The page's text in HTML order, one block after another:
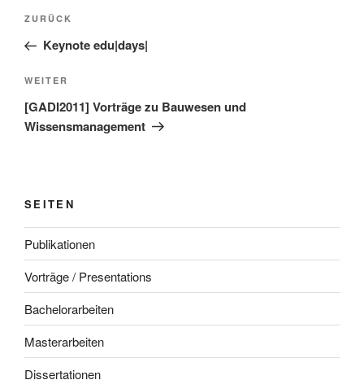
Beitragsnavigation
Vorheriger
Beitrag
ZURÜCK
Keynote edu|days|
Nächster
Beitrag
WEITER
[GADI2011] Vorträge zu Bauwesen und
Wissensmanagement
SEITEN
Publikationen
Vorträge / Presentations
Bachelorarbeiten
Masterarbeiten
Dissertationen